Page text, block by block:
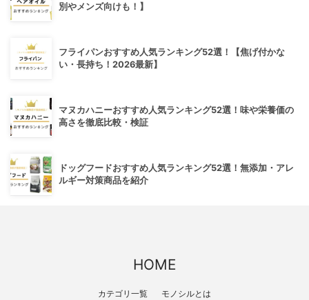
別やメンズ向けも！】
フライパンおすすめ人気ランキング52選！【焦げ付かな
い・長持ち！2026最新】
マヌカハニーおすすめ人気ランキング52選！味や栄養価の
高さを徹底比較・検証
ドッグフードおすすめ人気ランキング52選！無添加・アレ
ルギー対策商品を紹介
HOME
カテゴリ一覧 モノシルとは